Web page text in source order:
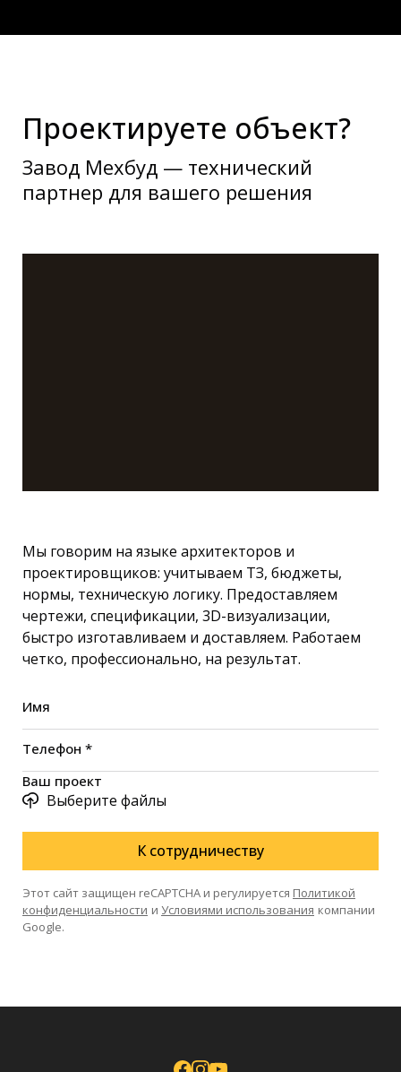
Проектируете объект?
Завод Мехбуд — технический
партнер для вашего решения
Мы говорим на языке архитекторов и
проектировщиков: учитываем ТЗ, бюджеты,
нормы, техническую логику. Предоставляем
чертежи, спецификации, 3D-визуализации,
быстро изготавливаем и доставляем. Работаем
четко, профессионально, на результат.
Имя
Телефон *
Ваш проект
Выберите файлы
К сотрудничеству
Этот сайт защищен reCAPTCHA и регулируется Политикой
конфиденциальности и Условиями использования компании
Google.